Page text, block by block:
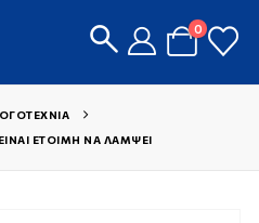
0
ΈΤΟΙΜΗ ΝΑ ΛΆΜΨΕΙ